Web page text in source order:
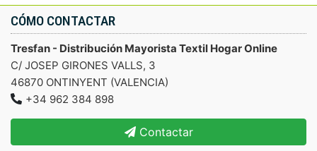
CÓMO CONTACTAR
Tresfan - Distribución Mayorista Textil Hogar Online
C/ JOSEP GIRONES VALLS, 3
46870 ONTINYENT (VALENCIA)
+34 962 384 898
Contactar